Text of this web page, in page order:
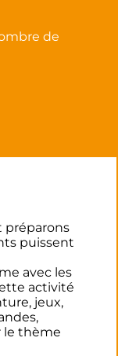
de
préparons
puissent
avec les
activité
jeux,
le thème